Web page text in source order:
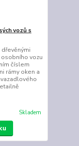
vozů s
vozu
číslem
rámy oken a
Skladem